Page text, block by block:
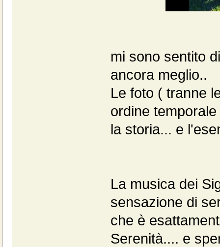
mi sono sentito
ancora meglio..
Le foto ( tranne
ordine
la storia... e
La musica dei
sensazione di
che è
Serenità.... e